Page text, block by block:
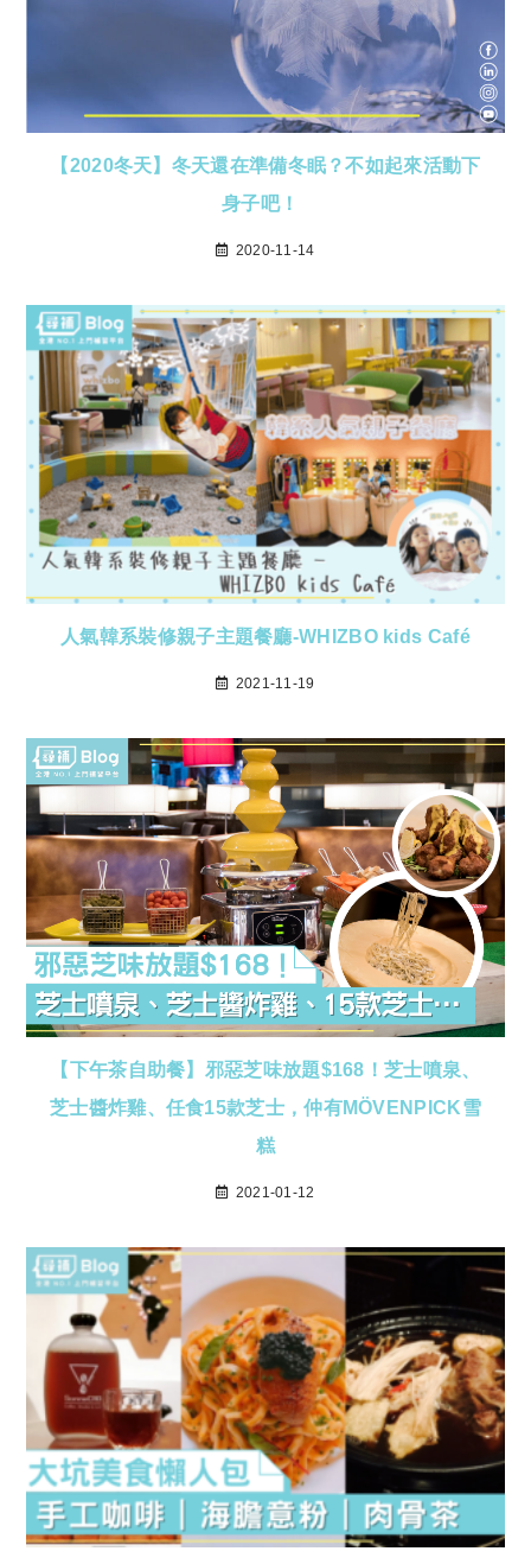
【2020冬天】冬天還在準備冬眠？不如起來活動下
身子吧！
2020-11-14
人氣韓系裝修親子主題餐廳-WHIZBO kids Café
2021-11-19
【下午茶自助餐】邪惡芝味放題$168！芝士噴泉、
芝士醬炸雞、任食15款芝士，仲有MÖVENPICK雪
糕
2021-01-12